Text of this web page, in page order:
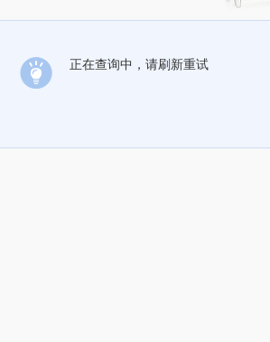
正在查询中，请刷新重试